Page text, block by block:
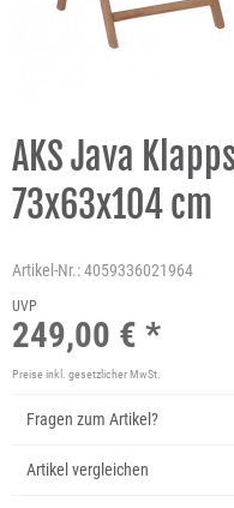
AKS Java
73x63x104 cm
Artikel-Nr.:4059336021964
UVP
249,00 € *
Preise inkl. gesetzlicher MwSt.
Fragen zum Artikel?
Artikel vergleichen